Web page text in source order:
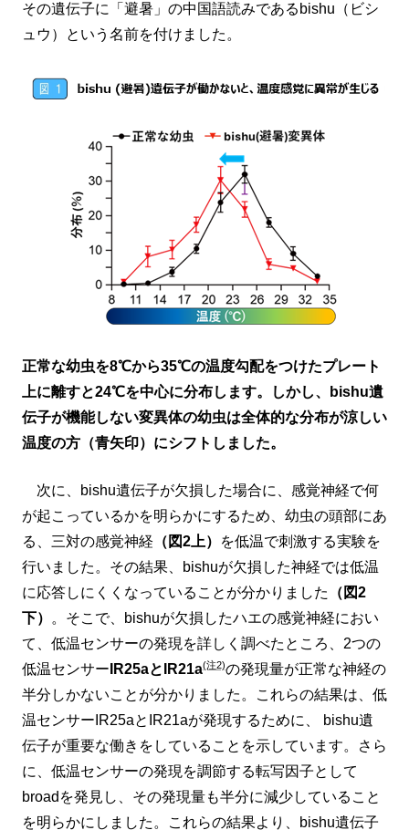
その遺伝子に「避暑」の中国語読みであるbishu（ビシ
ュウ）という名前を付けました。
正常な幼虫を8℃から35℃の温度勾配をつけたプレート
上に離すと24℃を中心に分布します。しかし、bishu遺
伝子が機能しない変異体の幼虫は全体的な分布が涼しい
温度の方（青矢印）にシフトしました。
次に、bishu遺伝子が欠損した場合に、感覚神経で何
が起こっているかを明らかにするため、幼虫の頭部にあ
る、三対の感覚神経 （図2上）
を低温で刺激する実験を
行いました。その結果、bishuが欠損した神経では低温
に応答しにくくなっていることが分かりました
（図2
下）
。そこで、bishuが欠損したハエの感覚神経におい
て、低温センサーの発現を詳しく調べたところ、2つの
低温センサー IR25aとIR21a(注2)の発現量が正常な神経の
半分しかないことが分かりました。これらの結果は、低
温センサーIR25aとIR21aが発現するために、 bishu遺
伝子が重要な働きをしていることを示しています。さら
に、低温センサーの発現を調節する転写因子として
broadを発見し、その発現量も半分に減少していること
を明らかにしました。これらの結果より、bishu遺伝子